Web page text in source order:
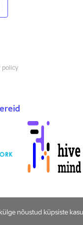
policy
nõustud küpsiste